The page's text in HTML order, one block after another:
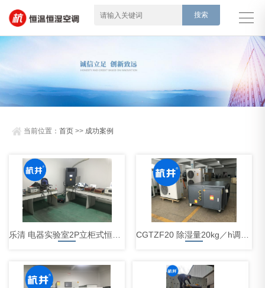
当前位置：首页 >> 成功案例
乐清 电器实验室2P立柜式恒温恒湿空调机案例 CGTZF20 除湿量20kg／h调温型除湿机案例